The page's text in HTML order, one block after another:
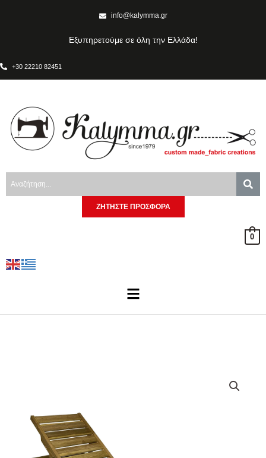
info@kalymma.gr
Εξυπηρετούμε σε όλη την Ελλάδα!
+30 22210 82451
ΖΗΤΗΣΤΕ ΠΡΟΣΦΟΡΑ
0
Μενού
πισίνας
ποσότητα